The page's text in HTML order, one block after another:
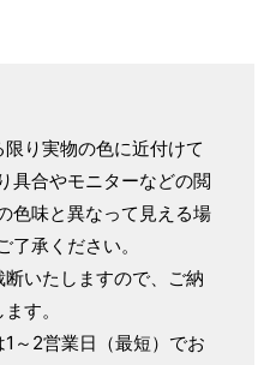
り実物の色に近付けて
具合やモニターなどの閲
色味と異なって見える場
承ください。
いたしますので、ご納
す。
～2営業日（最短）でお